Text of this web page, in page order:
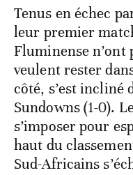
Tenus en échec
leur premier
Fluminense n’ont
veulent rester
côté, s’est incliné
Sundowns (1-0).
s’imposer pour
haut du
Sud-Africains